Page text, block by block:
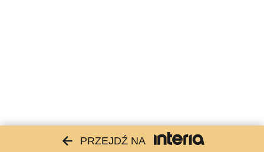
PRZEJDŹ NA